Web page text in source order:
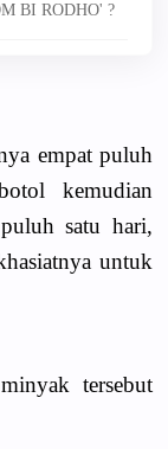
BI RODHO' ?
empat puluh
kemudian
satu hari,
untuk
tersebut